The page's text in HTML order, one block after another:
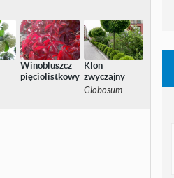
Winobluszcz
pięciolistkowy
Klon
zwyczajny
Globosum